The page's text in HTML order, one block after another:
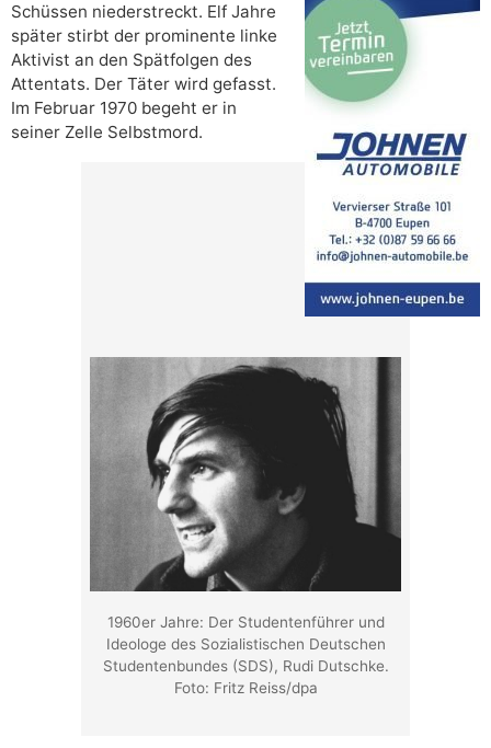
Schüssen niederstreckt. Elf Jahre
später stirbt der prominente linke
Aktivist an den Spätfolgen des
Attentats. Der Täter wird gefasst.
Im Februar 1970 begeht er in
seiner Zelle Selbstmord.
1960er Jahre: Der Studentenführer und
Ideologe des Sozialistischen Deutschen
Studentenbundes (SDS), Rudi Dutschke.
Foto: Fritz Reiss/dpa